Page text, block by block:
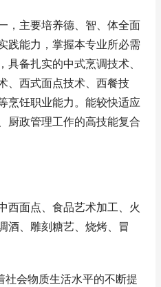
，主要培养德、智、体全面
践能力，掌握本专业所必需
具备扎实的中式烹调技术、
、西式面点技术、西餐技
烹饪职业能力。能较快适应
厨政管理工作的高技能复合
西面点、食品艺术加工、火
酒、雕刻糖艺、烧烤、冒
社会物质生活水平的不断提